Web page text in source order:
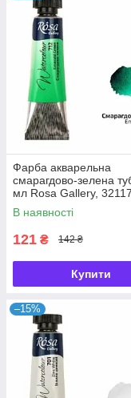
Фарба акварельна
смарагдово-зелена
мл Rosa Gallery,
В наявності
121 ₴ 142 ₴
Купити
–15%